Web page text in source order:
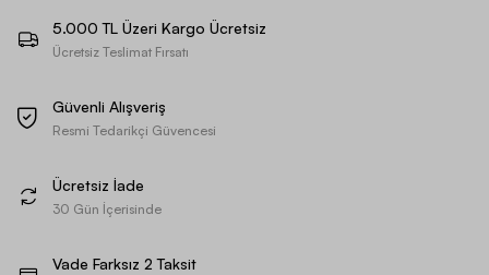
5.000 TL Üzeri Kargo Ücretsiz
Ücretsiz Teslimat Fırsatı
Güvenli Alışveriş
Resmi Tedarikçi Güvencesi
Ücretsiz İade
30 Gün İçerisinde
Vade Farksız 2 Taksit